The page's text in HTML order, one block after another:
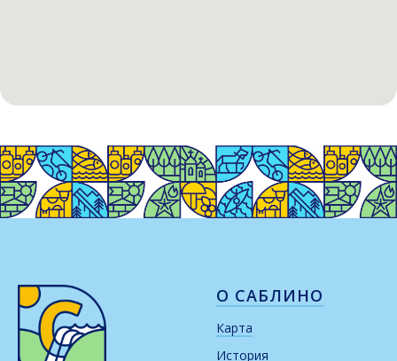
О САБЛИНО
Карта
История